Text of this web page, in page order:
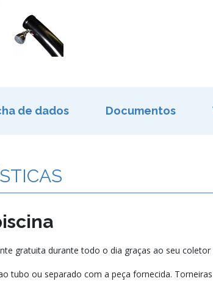
de dados Documentos
gratuita durante todo o dia graças ao seu
tubo ou separado com a peça fornecida.